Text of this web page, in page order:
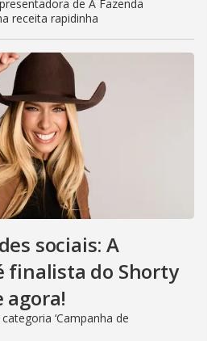
de A Fazenda
receita rapidinha
sociais: A
finalista do Shorty
agora!
‘Campanha de